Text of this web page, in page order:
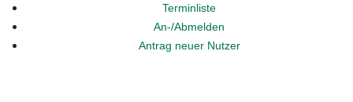
Terminliste
An-/Abmelden
Antrag neuer Nutzer